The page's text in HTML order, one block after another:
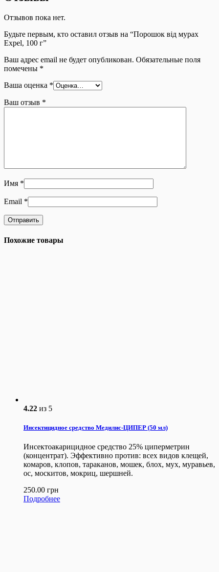
Отзывов пока нет.
Будьте первым, кто оставил отзыв на “Порошок від мурах
Expel, 100 г”
Ваш адрес email не будет опубликован. Обязательные поля
помечены *
Ваша оценка *
Ваш отзыв *
Имя *
Email *
Похожие товары
4.22 из 5
Инсектицидное средство Медилис-ЦИПЕР (50 мл)
Инсектоакарицидное средство 25% циперметрин
(концентрат). Эффективно против: всех видов клещей,
комаров, клопов, тараканов, мошек, блох, мух, муравьев,
ос, москитов, мокриц, шершней.
250.00 грн
Подробнее